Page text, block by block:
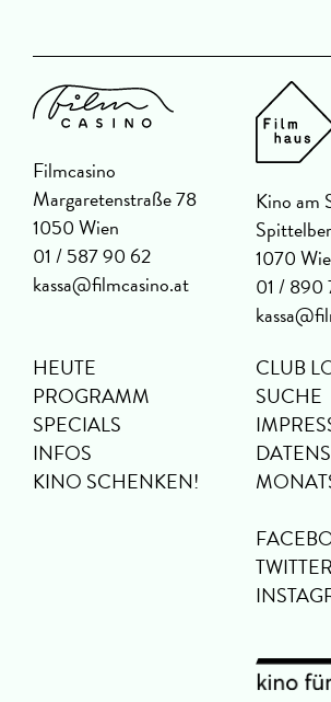
Filmcasino
Margaretenstraße 78
1050 Wien
01 / 587 90 62
kassa@filmcasino.at
Kino am
1070
01 / 890
HEUTE
PROGRAMM
SPECIALS
INFOS
KINO SCHENKEN!
CLUB
SUCHE
TWITTER